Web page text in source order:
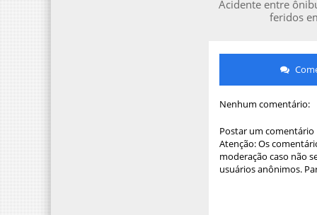
Acidente entre
feridos
Nenhum comentário:
Postar um comentário
Atenção: Os
moderação caso não
usuários anônimos.